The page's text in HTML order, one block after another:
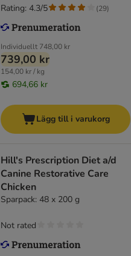
Individuellt 748,00 kr
739,00 kr
154,00 kr / kg
694,66 kr
Rating: 4.3/5 (29)
Lägg till i varukorg
Hill's Prescription Diet a/d
Canine Restorative Care
Chicken
Sparpack: 48 x 200 g
Not rated